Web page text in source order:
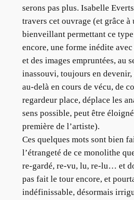
serons pas plus. Isabelle
travers cet ouvrage (et grâce à
bienveillant permettant ce
encore, une forme inédite
et des images empruntées, au
inassouvi, toujours en
au-delà en cours de vécu, de
regardeur place, déplace les
sens possible, peut être
première de l’artiste).
Ces quelques mots sont bien
l’étrangeté de ce monolithe
re-gardé, re-vu, lu, re-lu… et
pas fait le tour encore, et
indéfinissable, désormais